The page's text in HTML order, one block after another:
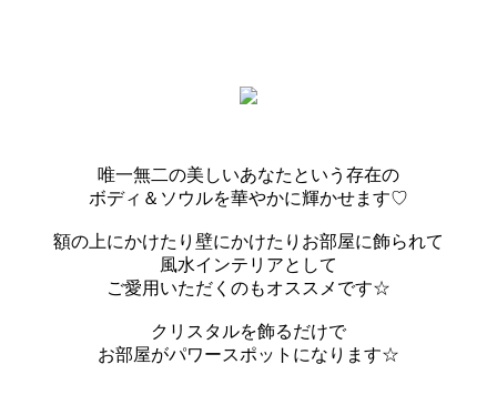
唯一無二の美しいあなたという存在の
ボディ＆ソウルを華やかに輝かせます♡
額の上にかけたり壁にかけたりお部屋に飾られて
風水インテリアとして
ご愛用いただくのもオススメです☆
クリスタルを飾るだけで
お部屋がパワースポットになります☆